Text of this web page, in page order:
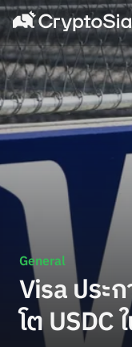
General
Visa ประ
โต USDC